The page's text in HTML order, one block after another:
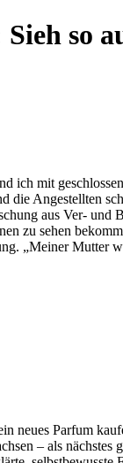
Sieh so
ich mit
die Angestellten
aus Ver-
zu sehen
„Meiner Mutter
neues Parfum
– als